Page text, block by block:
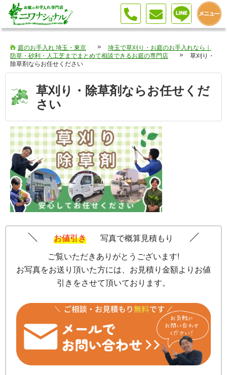
庭のお手入れ 埼玉・東京
埼玉で草刈り・お庭のお手入れなら｜
防草・砂利・人工芝までまとめて相談できるお庭の専門店
草刈り・
除草剤ならお任せください
草刈り・除草剤ならお任せくだ
さい
お値引き
写真で概算見積もり
ご覧いただきありがとうございます!
お写真をお送り頂いた方には、お見積り金額よりお値
引きをさせて頂いております。